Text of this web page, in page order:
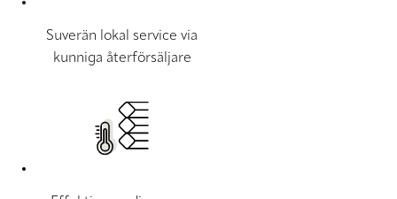
Suverän lokal service via
kunniga återförsäljare